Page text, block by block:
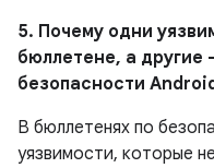
5. Почему одни
бюллетене, а другие
безопасности
В бюллетенях по
уязвимости, которые